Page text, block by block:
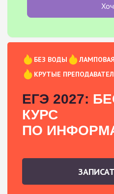
БЕЗ ВОДЫ
КРУТЫЕ
ЕГЭ 2027:
КУРС
ПО